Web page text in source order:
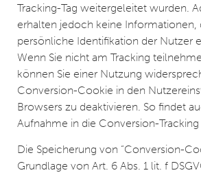
Tracking-Tag weitergeleitet wurden.
erhalten jedoch keine Informationen,
persönliche Identifikation der Nutzer
Wenn Sie nicht am Tracking
können Sie einer Nutzung
Conversion-Cookie in den
Browsers zu deaktivieren. So findet
Aufnahme in die Conversion-Tracking
Die Speicherung von “Conversion-
Grundlage von Art. 6 Abs. 1 lit. f